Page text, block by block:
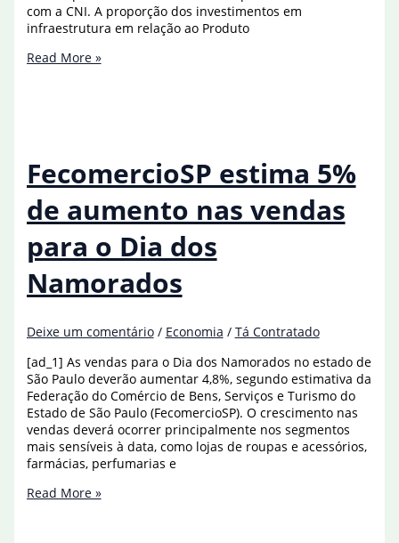
com a CNI. A proporção dos investimentos em
infraestrutura em relação ao Produto
CNI
crescer
4,2%
em
2025
Read More »
FecomercioSP estima 5%
de aumento nas vendas
para o Dia dos
Namorados
Deixe um comentário / Economia / Tá Contratado
[ad_1] As vendas para o Dia dos Namorados no estado de
São Paulo deverão aumentar 4,8%, segundo estimativa da
Federação do Comércio de Bens, Serviços e Turismo do
Estado de São Paulo (FecomercioSP). O crescimento nas
vendas deverá ocorrer principalmente nos segmentos
mais sensíveis à data, como lojas de roupas e acessórios,
farmácias, perfumarias e
FecomercioSP
Read More »